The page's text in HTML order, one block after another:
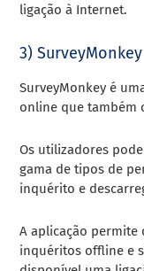
ligação à Internet.
3) SurveyMonkey
SurveyMonkey é
online que também
Os utilizadores
gama de tipos de
inquérito e
A aplicação
inquéritos offline e